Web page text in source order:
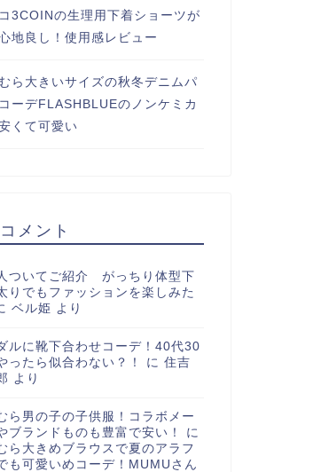
3COINの生理用下着ショーツが
地良し！使用感レビュー
ら大きいサイズの秋冬デニムパ
ーデFLASHBLUEのノンケミカ
くて可愛い
メント
ついてご紹介 がっちり体型下
りでもファッションを楽しみた
ベル姫 より
ルに靴下合わせコーデ！40代30
ったら似合わない？！
に 住吉
より
ら男の子の子供服！コラボメー
ブランドものも豊富で安い！
に
ら大きめブラウスで夏のアラフ
も可愛いめコーデ！MUMUさん